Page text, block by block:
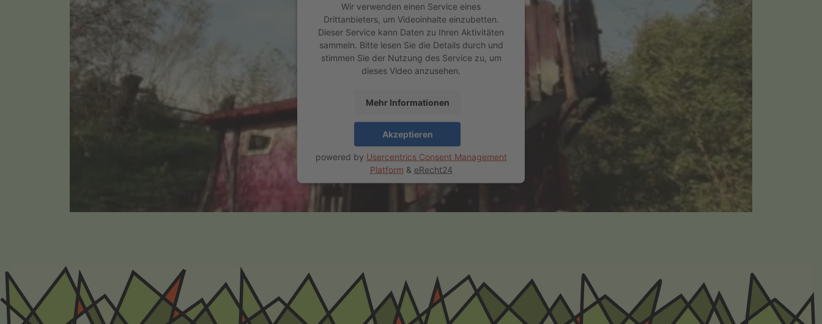
Wir verwenden einen Service eines
Drittanbieters, um Videoinhalte einzubetten.
Dieser Service kann Daten zu Ihren Aktivitäten
sammeln. Bitte lesen Sie die Details durch und
stimmen Sie der Nutzung des Service zu, um
dieses Video anzusehen.
Mehr Informationen
Akzeptieren
powered by Usercentrics Consent Management
Platform & eRecht24